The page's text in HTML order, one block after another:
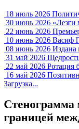
18 июль 2026
30 июнь 2026 «Лезги
22 июнь 2026
10 июнь 2026 Васиф
08 июнь 2026 Издана
31 май 2026
22 май 2026 Ротация
16 май 2026
Загрузка...
Стенограмма
границей